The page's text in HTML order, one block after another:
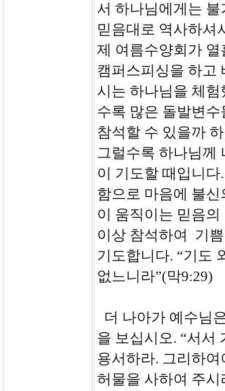
서 하나님에게는
믿음대로 역사하셔
제 여름수양회가
캠퍼스피싱을 하고
시는 하나님을 체
수록 많은 돌발변
참석할 수 있을까
그럴수록 하나님께
이 기도할 때입니
함으로 마음에 불
이 움직이는 믿음
이상 참석하여 기
기도합니다. “기도
없느니라”(막9:29)
더 나아가 예수님
을 보십시오. “서서
용서하라. 그리하
허물을 사하여 주